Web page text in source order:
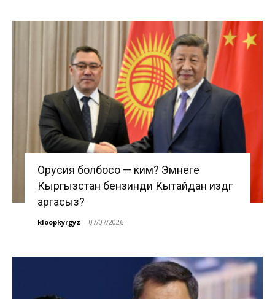
Орусия болбосо — ким? Эмнеге
Кыргызстан бензинди Кытайдан издөөгө
аргасыз?
kloopkyrgyz - 07/07/2026